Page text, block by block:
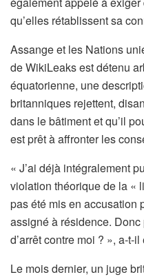
qu’elles rétablissent sa
Assange et les Nations
de WikiLeaks est détenu
équatorienne, une
britanniques rejettent,
dans le bâtiment et qu’il
est prêt à affronter les
« J’ai déjà intégralement
violation théorique de la «
pas été mis en accusation
assigné à résidence.
d’arrêt contre moi ? », a-t-
Le mois dernier, un juge